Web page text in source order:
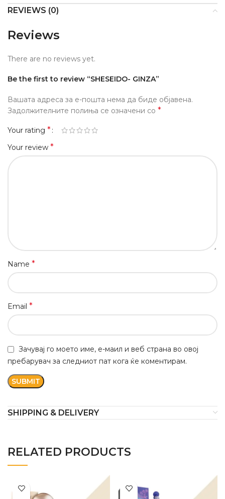
REVIEWS (0)
Reviews
There are no reviews yet.
Be the first to review “SHESEIDO- GINZA”
Вашата адреса за е-пошта нема да биде објавена.
Задолжителните полиња се означени со *
Your rating *
Your review *
Name *
Email *
Зачувај го моето име, е-маил и веб страна во овој
пребарувач за следниот пат кога ќе коментирам.
SHIPPING & DELIVERY
RELATED PRODUCTS